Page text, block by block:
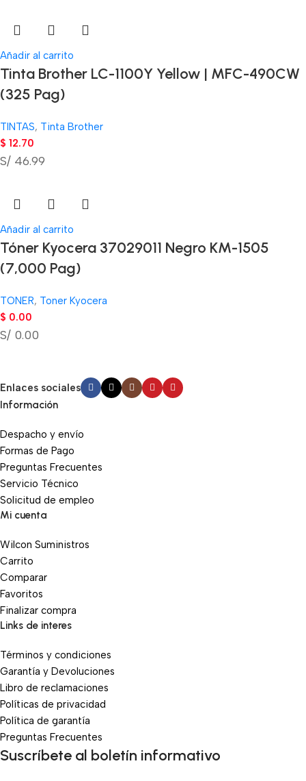
Añadir al carrito
Tinta Brother LC-1100Y Yellow | MFC-490CW
(325 Pag)
TINTAS, Tinta Brother
$ 12.70
S/ 46.99
Añadir al carrito
Tóner Kyocera 37029011 Negro KM-1505
(7,000 Pag)
TONER, Toner Kyocera
$ 0.00
S/ 0.00
Enlaces sociales
Información
Despacho y envío
Formas de Pago
Preguntas Frecuentes
Servicio Técnico
Solicitud de empleo
Mi cuenta
Wilcon Suministros
Carrito
Comparar
Favoritos
Finalizar compra
Links de interes
Términos y condiciones
Garantía y Devoluciones
Libro de reclamaciones
Políticas de privacidad
Política de garantía
Preguntas Frecuentes
Suscríbete al boletín informativo